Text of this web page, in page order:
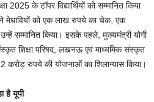
2025 के टॉपर विद्यार्थियों को सम्मानित किया
मेधावियों को एक लाख रुपये का चेक, एक
सम्मानित किया। इसके पहले, मुख्यमंत्री योगी
शिक्षा परिषद, लखनऊ एवं माध्यमिक संस्कृत
करोड़ रुपये की योजनाओं का शिलान्यास किया।
है यूपी